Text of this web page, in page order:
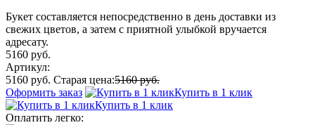
Букет составляется непосредственно в день доставки из
свежих цветов, а затем с приятной улыбкой вручается
адресату.
5160 руб.
Артикул:
5160 руб. Старая цена:5160 руб.
Оформить заказ
Купить в 1 клик
Купить в 1 клик
Оплатить легко: